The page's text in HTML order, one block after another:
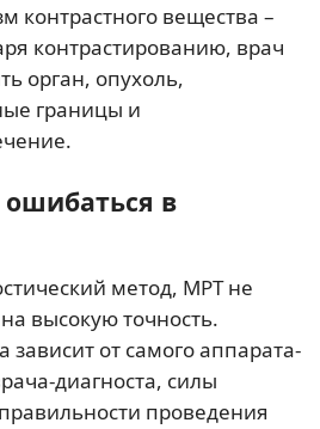
контрастного вещества –
контрастированию, врач
орган, опухоль,
границы и
в
метод, МРТ не
высокую точность.
зависит от самого аппарата-
диагноста, силы
проведения